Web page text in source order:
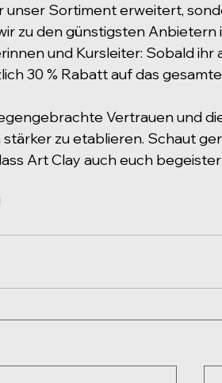
unser Sortiment erweitert,
zu den günstigsten Anbietern
und Kursleiter: Sobald ihr
30 % Rabatt auf das
Vertrauen und
zu etablieren. Schaut
Art Clay auch euch